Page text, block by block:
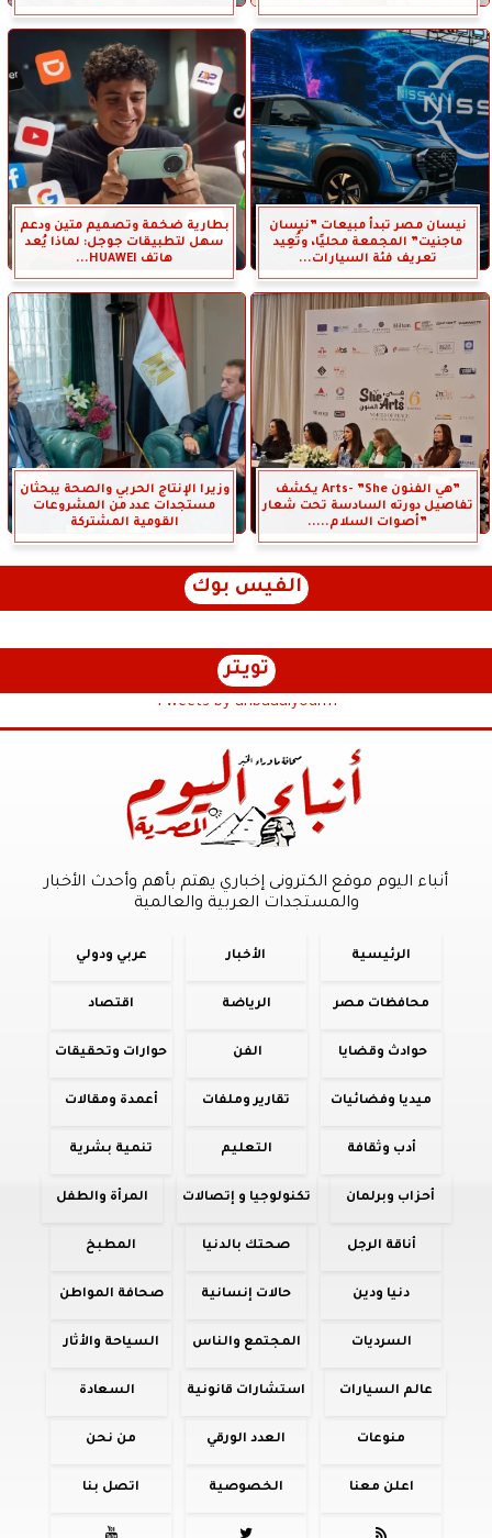
نيسان مصر تبدأ مبيعات ”نيسان
ماجنيت” المجمعة محليًا، وتُعِيد
تعريف فئة السيارات...
بطارية ضخمة وتصميم متين ودعم
سهل لتطبيقات جوجل: لماذا يُعد
هاتف HUAWEI...
”هي الفنون Arts- ”She يكشف
تفاصيل دورته السادسة تحت شعار
”أصوات السلام.....
وزيرا الإنتاج الحربي والصحة يبحثان
مستجدات عدد من المشروعات
القومية المشتركة
الفيس بوك
تويتر
Tweets by anbaaalyoum1
أنباء اليوم موقع الكترونى إخباري يهتم بأهم وأحدث الأخبار
والمستجدات العربية والعالمية
الرئيسية الأخبار عربي ودولي
محافظات مصر الرياضة اقتصاد
حوادث وقضايا الفن حوارات وتحقيقات
ميديا وفضائيات تقارير وملفات أعمدة ومقالات
أدب وثقافة التعليم تنمية بشرية
أحزاب وبرلمان تكنولوجيا و إتصالات المرأة والطفل
أناقة الرجل صحتك بالدنيا المطبخ
دنيا ودين حالات إنسانية صحافة المواطن
السرديات المجتمع والناس السياحة والأثار
عالم السيارات استشارات قانونية السعادة
منوعات العدد الورقي من نحن
اعلن معنا الخصوصية اتصل بنا